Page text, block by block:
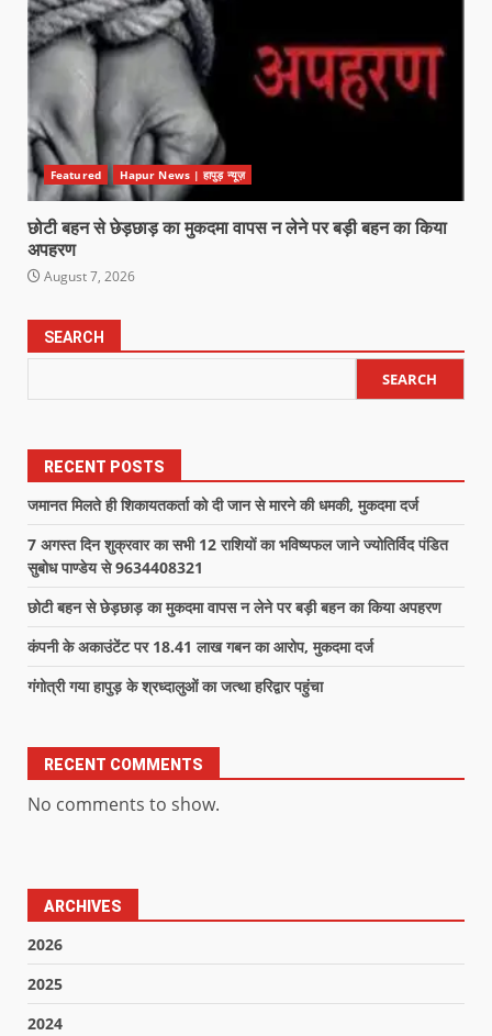
Featured Hapur News | हापुड़ न्यूज़
छोटी बहन से छेड़छाड़ का मुकदमा वापस न लेने पर बड़ी बहन का किया
अपहरण
August 7, 2026
SEARCH
SEARCH
RECENT POSTS
जमानत मिलते ही शिकायतकर्ता को दी जान से मारने की धमकी, मुकदमा दर्ज
7 अगस्त दिन शुक्रवार का सभी 12 राशियों का भविष्यफल जाने ज्योतिर्विद पंडित
सुबोध पाण्डेय से 9634408321
छोटी बहन से छेड़छाड़ का मुकदमा वापस न लेने पर बड़ी बहन का किया अपहरण
कंपनी के अकाउंटेंट पर 18.41 लाख गबन का आरोप, मुकदमा दर्ज
गंगोत्री गया हापुड़ के श्रध्दालुओं का जत्था हरिद्वार पहुंचा
RECENT COMMENTS
No comments to show.
ARCHIVES
2026
2025
2024